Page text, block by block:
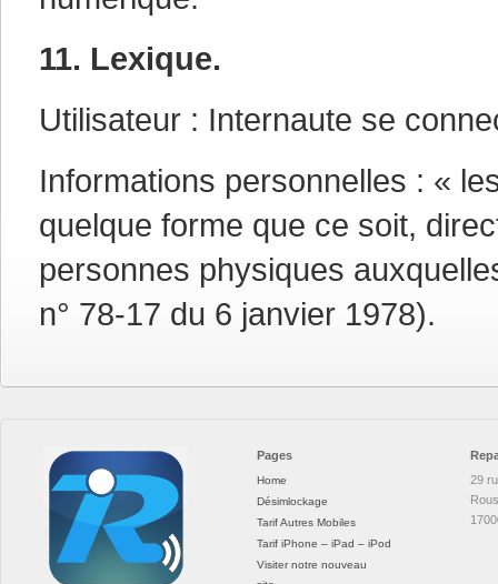
11. Lexique.
Utilisateur : Internaute se
Informations personnelles : «
quelque forme que ce soit,
personnes physiques
n° 78-17 du 6 janvier 1978).
Pages
Home
Désimlockage
Tarif Autres Mobiles
Tarif iPhone – iPad – iPod
Visiter notre nouveau
29